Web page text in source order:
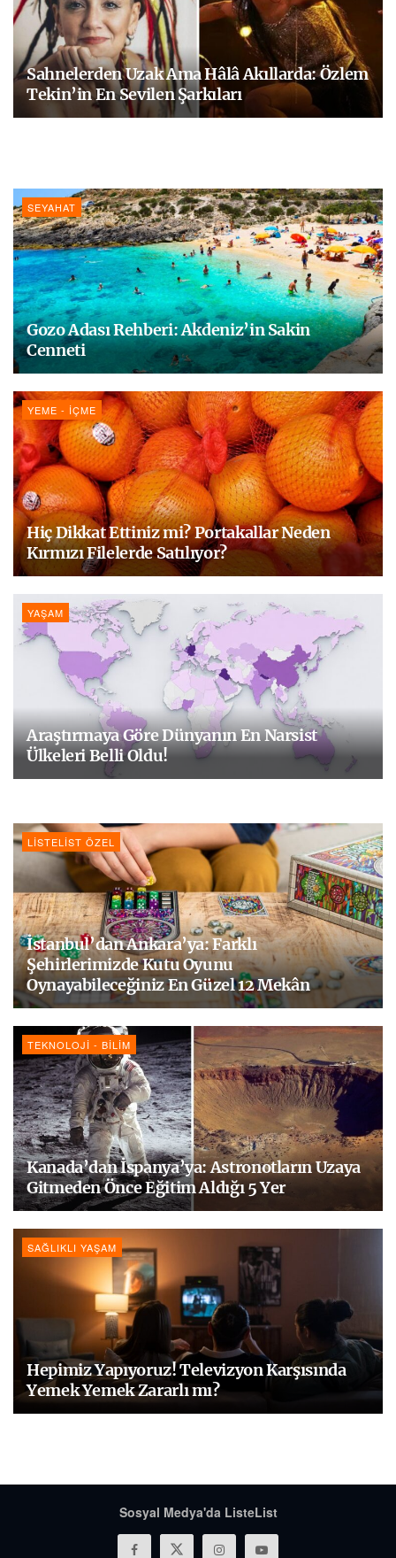
Sahnelerden Uzak Ama Hâlâ Akıllarda: Özlem
Tekin’in En Sevilen Şarkıları
SEYAHAT
Gozo Adası Rehberi: Akdeniz’in Sakin
Cenneti
YEME - İÇME
Hiç Dikkat Ettiniz mi? Portakallar Neden
Kırmızı Filelerde Satılıyor?
YAŞAM
Araştırmaya Göre Dünyanın En Narsist
Ülkeleri Belli Oldu!
LISTELIST ÖZEL
İstanbul’dan Ankara’ya: Farklı
Şehirlerimizde Kutu Oyunu
Oynayabileceğiniz En Güzel 12 Mekân
TEKNOLOJI - BILIM
Kanada’dan İspanya’ya: Astronotların Uzaya
Gitmeden Önce Eğitim Aldığı 5 Yer
SAĞLIKLI YAŞAM
Hepimiz Yapıyoruz! Televizyon Karşısında
Yemek Yemek Zararlı mı?
Sosyal Medya'da ListeList